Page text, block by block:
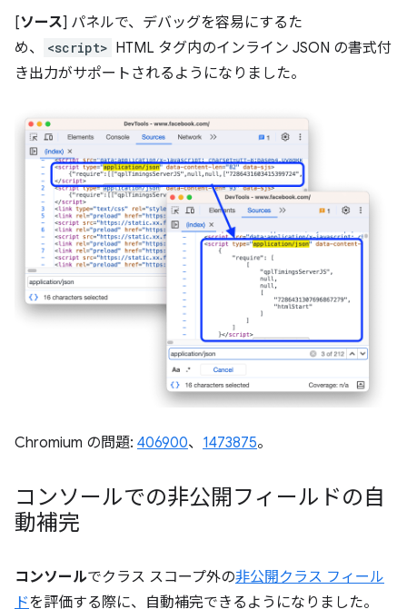
[ソース] パネルで、デバッグを容易にするた
め、
<script> HTML タグ内のインライン JSON の書式付
き出力がサポートされるようになりました。
Chromium の問題: 406900、 1473875。
コンソールでの非公開フィールドの自
動補完
コンソールでクラス スコープ外の非公開クラス フィール
ドを評価する際に、自動補完できるようになりました。